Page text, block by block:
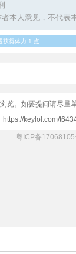
本人意见，不代表
获得体力 1 点
览。如要提问请尽量
https://keylol.com/
粤ICP备17068105